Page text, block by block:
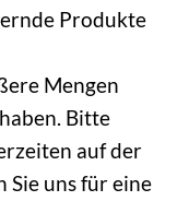
Produkte
Mengen
Bitte
auf der
uns für eine